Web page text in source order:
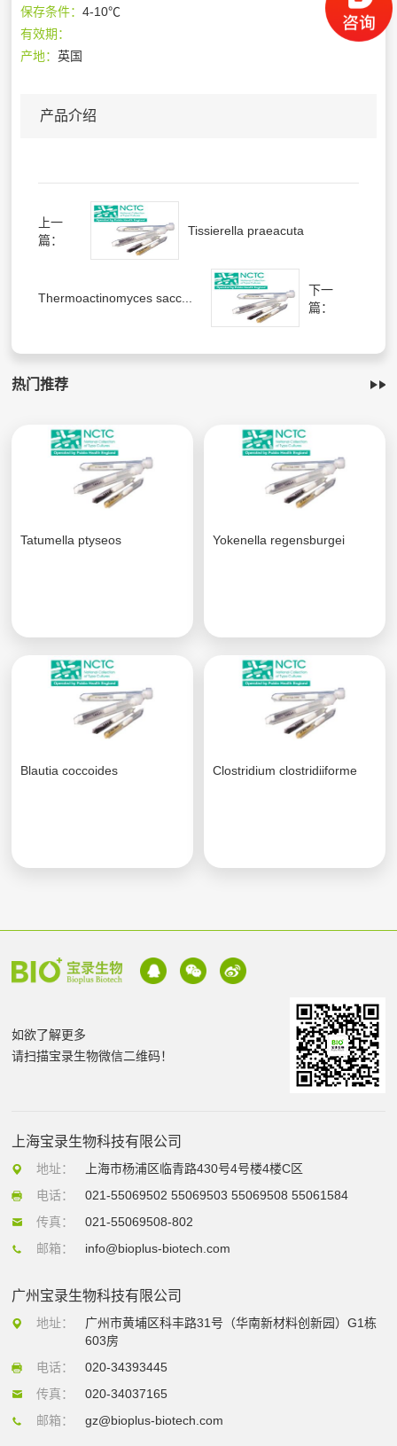
保存条件：4-10℃
有效期：
产地：英国
产品介绍
上一
篇：
Tissierella praeacuta
Thermoactinomyces sacc...
下一
篇：
热门推荐
Tatumella ptyseos Yokenella regensburgei
Blautia coccoides Clostridium clostridiiforme
如欲了解更多
请扫描宝录生物微信二维码！
上海宝录生物科技有限公司
地址：
上海市杨浦区临青路430号4号楼4楼C区
电话：
021-55069502 55069503 55069508 55061584
传真：
021-55069508-802
邮箱：
info@bioplus-biotech.com
广州宝录生物科技有限公司
地址：
广州市黄埔区科丰路31号（华南新材料创新园）G1栋
603房
电话：
020-34393445
传真：
020-34037165
邮箱：
gz@bioplus-biotech.com